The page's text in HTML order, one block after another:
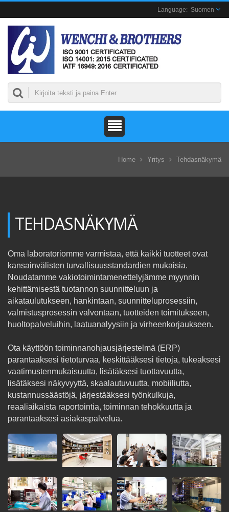
Suomen
Home Yritys Tehdasnäkymä
TEHDASNÄKYMÄ
Oma laboratoriomme varmistaa, että kaikki tuotteet ovat
kansainvälisten turvallisuusstandardien mukaisia.
Noudatamme vakiotoimintamenettelyjämme myynnin
kehittämisestä tuotannon suunnitteluun ja
aikataulutukseen, hankintaan, suunnitteluprosessiin,
valmistusprosessin valvontaan, tuotteiden toimitukseen,
huoltopalveluihin, laatuanalyysiin ja virheenkorjaukseen.
Ota käyttöön toiminnanohjausjärjestelmä (ERP)
parantaaksesi tietoturvaa, keskittääksesi tietoja, tukeaksesi
vaatimustenmukaisuutta, lisätäksesi tuottavuutta,
lisätäksesi näkyvyyttä, skaalautuvuutta, mobiiliutta,
kustannussäästöjä, järjestääksesi työnkulkuja,
reaaliaikaista raportointia, toiminnan tehokkuutta ja
parantaaksesi asiakaspalvelua.